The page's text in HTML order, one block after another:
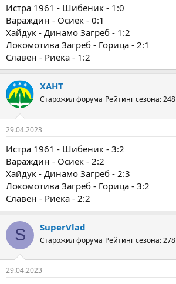
Истра 1961 - Шибеник - 1:0
Вараждин - Осиек - 0:1
Хайдук - Динамо Загреб - 1:2
Локомотива Загреб - Горица - 2:1
Славен - Риека - 1:2
ХАНТ
Старожил форума Рейтинг сезона: 248
29.04.2023
Истра 1961 - Шибеник - 3:2
Вараждин - Осиек - 2:2
Хайдук - Динамо Загреб - 2:3
Локомотива Загреб - Горица - 3:2
Славен - Риека - 2:2
S SuperVlad
Старожил форума Рейтинг сезона: 278
29.04.2023